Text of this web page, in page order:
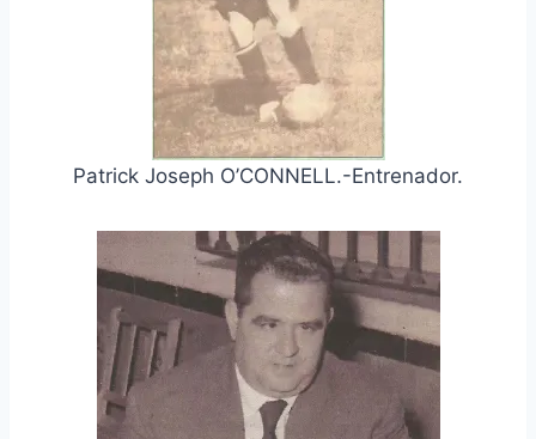
Patrick Joseph O’CONNELL.-Entrenador.